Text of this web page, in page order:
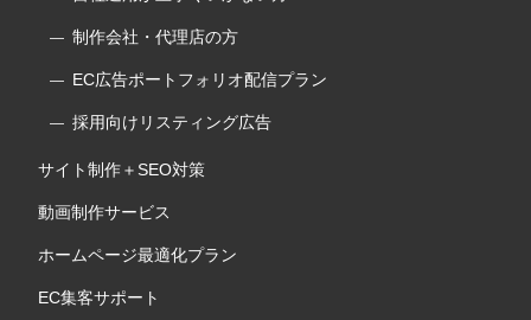
制作会社・代理店の方
EC広告ポートフォリオ配信プラン
採用向けリスティング広告
サイト制作＋SEO対策
動画制作サービス
ホームページ最適化プラン
EC集客サポート